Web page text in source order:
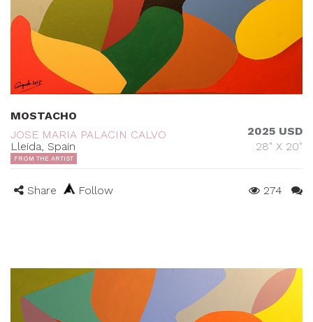
MOSTACHO
JOSE MARIA PALACIN CALVO
Lleida, Spain
2025 USD
28" X 20"
FROM THE ARTIST
Share Follow 274